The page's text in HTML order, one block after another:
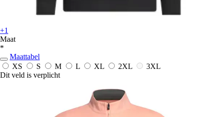
+1
Maat
*
Maattabel
XS
S M L XL 2XL
3XL
Dit veld is verplicht